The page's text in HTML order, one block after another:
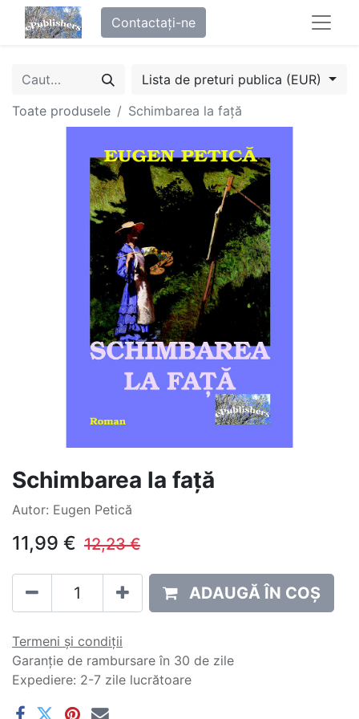
Contactați-ne
Lista de preturi publica (EUR)
Toate produsele
Schimbarea la față
Schimbarea la față
Autor: Eugen Petică
11,99 € 12,23€
ADAUGĂ ÎN COȘ
Termeni și condiții
Garanție de rambursare în 30 de zile
Expediere: 2-7 zile lucrătoare